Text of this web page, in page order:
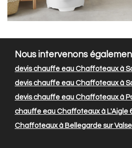
Nous intervenons
devis chauffe eau Chaffoteaux à
devis chauffe eau Chaffoteaux à
devis chauffe eau Chaffoteaux à
chauffe eau Chaffoteaux à L'Aigle
Chaffoteaux à Bellegarde sur